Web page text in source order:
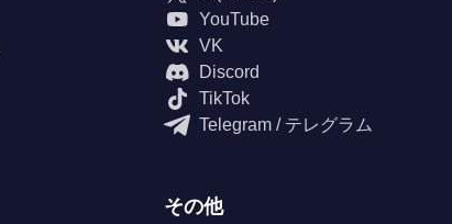
YouTube
VK
Discord
TikTok
Telegram / テレグラム
その他